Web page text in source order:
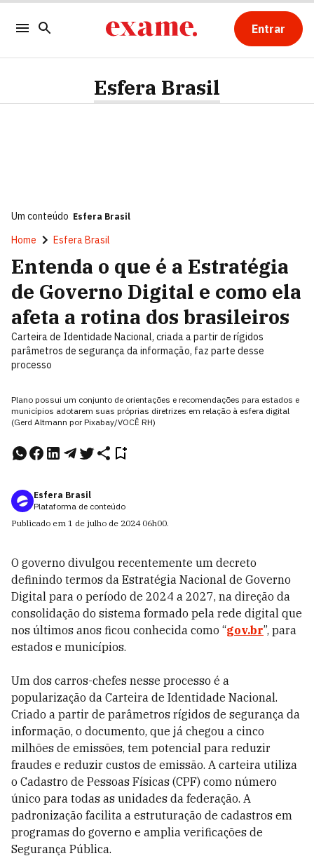
Entrar
Esfera Brasil
Um conteúdo Esfera Brasil
Home Esfera Brasil
Entenda o que é a Estratégia
de Governo Digital e como ela
afeta a rotina dos brasileiros
Carteira de Identidade Nacional, criada a partir de rígidos
parâmetros de segurança da informação, faz parte desse
processo
Plano possui um conjunto de orientações e recomendações para estados e
municípios adotarem suas próprias diretrizes em relação à esfera digital
(Gerd Altmann por Pixabay/VOCÊ RH)
Esfera Brasil
Plataforma de conteúdo
Publicado em 1 de julho de 2024 06h00.
O governo divulgou recentemente um decreto
definindo termos da Estratégia Nacional de Governo
Digital para o período de 2024 a 2027, na direção da
consolidação do sistema formado pela rede digital que
nos últimos anos ficou conhecida como “gov.br”, para
estados e municípios.
Um dos carros-chefes nesse processo é a
popularização da Carteira de Identidade Nacional.
Criado a partir de parâmetros rígidos de segurança da
informação, o documento, que já chegou a cinco
milhões de emissões, tem potencial para reduzir
fraudes e reduzir custos de emissão. A carteira utiliza
o Cadastro de Pessoas Físicas (CPF) como número
único para todas as unidades da federação. A
padronização facilita a estruturação de cadastros em
programas do governo e amplia verificações de
Segurança Pública.